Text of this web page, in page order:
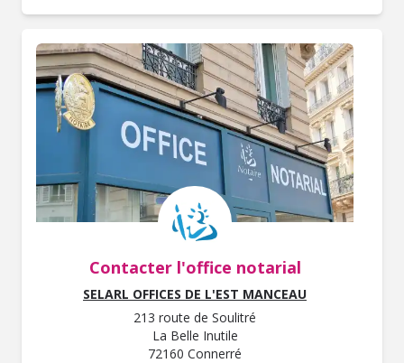
Contacter l'office notarial
SELARL OFFICES DE L'EST MANCEAU
213 route de Soulitré
La Belle Inutile
72160 Connerré